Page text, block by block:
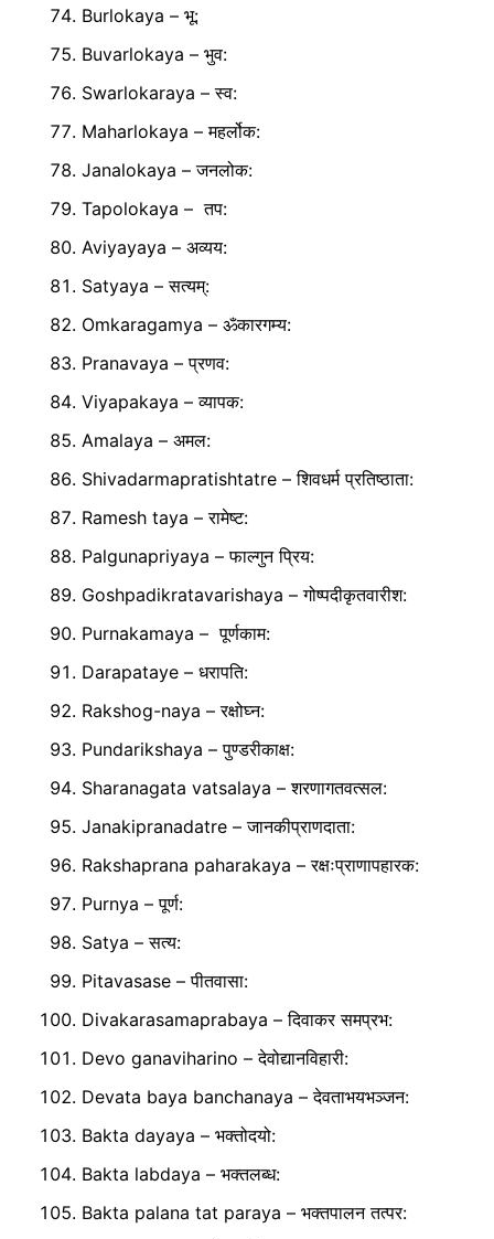
Burlokaya – भू:
Buvarlokaya – भुव:
Swarlokaraya – स्व:
Maharlokaya – महर्लोक:
Janalokaya – जनलोक:
Tapolokaya – तप:
Aviyayaya – अव्यय:
Satyaya – सत्यम्:
Omkaragamya – ॐकारगम्य:
Pranavaya – प्रणव:
Viyapakaya – व्यापक:
Amalaya – अमल:
Shivadarmapratishtatre – शिवधर्म प्रतिष्ठाता:
Ramesh taya – रामेष्ट:
Palgunapriyaya – फाल्गुन प्रिय:
Goshpadikratavarishaya – गोष्पदीकृतवारीश:
Purnakamaya – पूर्णकाम:
Darapataye – धरापति:
Rakshog-naya – रक्षोघ्न:
Pundarikshaya – पुण्डरीकाक्ष:
Sharanagata vatsalaya – शरणागतवत्सल:
Janakipranadatre – जानकीप्राणदाता:
Rakshaprana paharakaya – रक्षःप्राणापहारक:
Purnya – पूर्ण:
Satya – सत्य:
Pitavasase – पीतवासा:
Divakarasamaprabaya – दिवाकर समप्रभ:
Devo ganaviharino – देवोद्यानविहारी:
Devata baya banchanaya – देवताभयभञ्जन:
Bakta dayaya – भक्तोदयो:
Bakta labdaya – भक्तलब्ध:
Bakta palana tat paraya – भक्तपालन तत्पर: